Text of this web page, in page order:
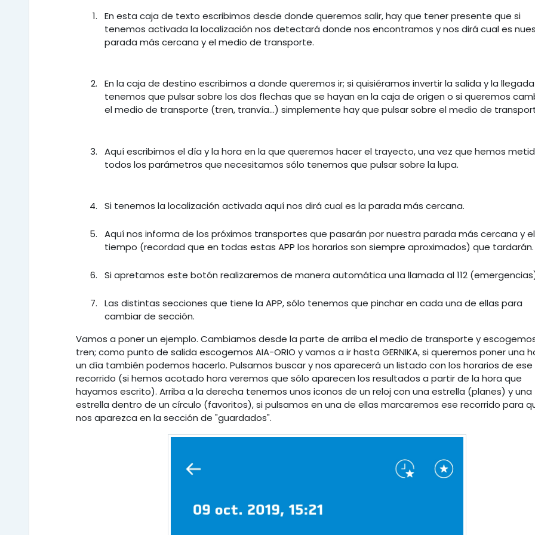
En esta caja de texto escribimos desde donde queremos salir, hay que tener presente que si
tenemos activada la localización nos detectará donde nos encontramos y nos dirá cual es
parada más cercana y el medio de transporte.
En la caja de destino escribimos a donde queremos ir; si quisiéramos invertir la salida y la llegada
tenemos que pulsar sobre los dos flechas que se hayan en la caja de origen o si queremos
el medio de transporte (tren, tranvía...) simplemente hay que pulsar sobre el medio de
Aquí escribimos el día y la hora en la que queremos hacer el trayecto, una vez que hemos
todos los parámetros que necesitamos sólo tenemos que pulsar sobre la lupa.
Si tenemos la localización activada aquí nos dirá cual es la parada más cercana.
Aquí nos informa de los próximos transportes que pasarán por nuestra parada más cercana y el
tiempo (recordad que en todas estas APP los horarios son siempre aproximados) que tardarán.
Si apretamos este botón realizaremos de manera automática una llamada al 112
Las distintas secciones que tiene la APP, sólo tenemos que pinchar en cada una de ellas para
cambiar de sección.
Vamos a poner un ejemplo. Cambiamos desde la parte de arriba el medio de transporte y
tren; como punto de salida escogemos AIA-ORIO y vamos a ir hasta GERNIKA, si queremos poner una
un día también podemos hacerlo. Pulsamos buscar y nos aparecerá un listado con los horarios de ese
recorrido (si hemos acotado hora veremos que sólo aparecen los resultados a partir de la hora que
hayamos escrito). Arriba a la derecha tenemos unos iconos de un reloj con una estrella (planes) y una
estrella dentro de un círculo (favoritos), si pulsamos en una de ellas marcaremos ese recorrido para
nos aparezca en la sección de "guardados".